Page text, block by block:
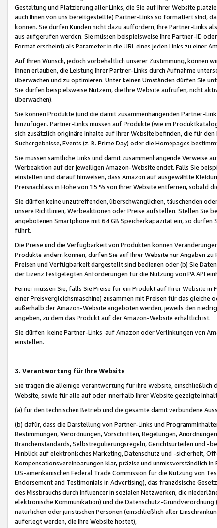
Gestaltung und Platzierung aller Links, die Sie auf Ihrer Website
auch Ihnen von uns bereitgestellte) Partner-Links so formatiert sind,
können. Sie dürfen Kunden nicht dazu auffordern, Ihre Partner-Links
aus aufgerufen werden. Sie müssen beispielsweise Ihre Partner-ID
Format erscheint) als Parameter in die URL eines jeden Links zu einer
Auf Ihren Wunsch, jedoch vorbehaltlich unserer Zustimmung, können
Ihnen erlauben, die Leistung Ihrer Partner-Links durch Aufnahme
überwachen und zu optimieren. Unter keinen Umständen dürfen Sie
Sie dürfen beispielsweise Nutzern, die Ihre Website aufrufen, nicht
überwachen).
Sie können Produkte (und die damit zusammenhängenden Partner-
hinzufügen. Partner-Links müssen auf Produkte (wie im
sich zusätzlich originäre Inhalte auf Ihrer Website befinden, die für
Suchergebnisse, Events (z. B. Prime Day) oder die Homepages
Sie müssen sämtliche Links und damit zusammenhängende
Werbeaktion auf der jeweiligen Amazon-Website endet. Falls Sie
einstellen und darauf hinweisen, dass Amazon auf ausgewählte
Preisnachlass in Höhe von 15 % von Ihrer Website entfernen, sobald
Sie dürfen keine unzutreffenden, überschwänglichen, täuschenden
unsere Richtlinien, Werbeaktionen oder Preise aufstellen. Stellen Sie
angebotenen Smartphone mit 64 GB Speicherkapazität ein, so dürfen
führt.
Die Preise und die Verfügbarkeit von Produkten können
Produkte ändern können, dürfen Sie auf Ihrer Website nur Angaben
Preisen und Verfügbarkeit dargestellt sind bedienen oder (b) Sie
der Lizenz festgelegten Anforderungen für die Nutzung von PA API
Ferner müssen Sie, falls Sie Preise für ein Produkt auf Ihrer Website
einer Preisvergleichsmaschine) zusammen mit Preisen für das
außerhalb der Amazon-Website angeboten werden, jeweils den
angeben, zu dem das Produkt auf der Amazon-Website erhältlich ist.
Sie dürfen keine Partner-Links auf Amazon oder Verlinkungen von
einstellen.
3. Verantwortung für Ihre Website
Sie tragen die alleinige Verantwortung für Ihre Website,
Website, sowie für alle auf oder innerhalb Ihrer Website gezeigte
(a) für den technischen Betrieb und die gesamte damit verbundene
(b) dafür, dass die Darstellung von Partner-Links und
Bestimmungen, Verordnungen, Vorschriften, Regelungen,
Branchenstandards, Selbstregulierungsregeln, Gerichtsurteilen und -
Hinblick auf elektronisches Marketing, Datenschutz und -sicherheit,
Kompensationsvereinbarungen klar, präzise und unmissverständlich
US-amerikanischen Federal Trade Commission für die Nutzung von
Endorsement and Testimonials in Advertising), das französische
des Missbrauchs durch Influencer in sozialen Netzwerken, die
elektronische Kommunikation) und die Datenschutz-
natürlichen oder juristischen Personen (einschließlich aller
auferlegt werden, die Ihre Website hostet),